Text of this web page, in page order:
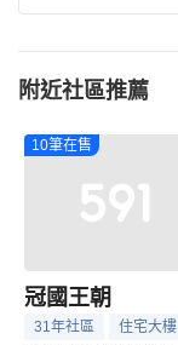
附近社區推薦
10筆在售
冠國王朝
31年社區
住宅大樓